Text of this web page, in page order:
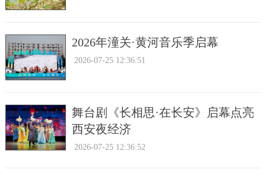
2026年潼关·黄河音乐季启幕
2026-07-25 12:36:51
舞台剧《长相思·在长安》启幕点亮
西安夜经济
2026-07-25 12:36:52